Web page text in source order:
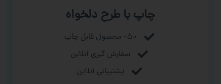
چاپ با طرح دلخواه
۵۰+ محصول قابل چاپ
سفارش گیری آنلاین
پشتیبانی آنلاین